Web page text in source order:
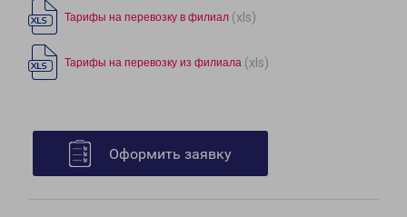
Тарифы на перевозку в филиал (xls)
Тарифы на перевозку из филиала (xls)
Оформить заявку